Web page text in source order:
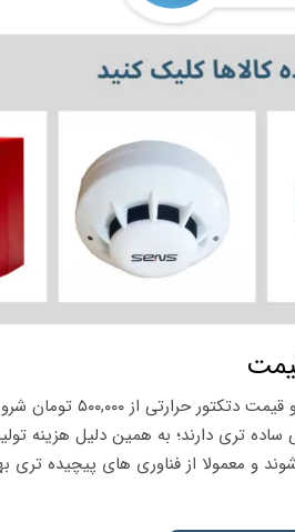
در نیم سال اول ۱۴۰۵ قیمت دتکتور
تری دارند؛ به همین دلیل هزینه
و معمولا از فناوری های پیچیده تری